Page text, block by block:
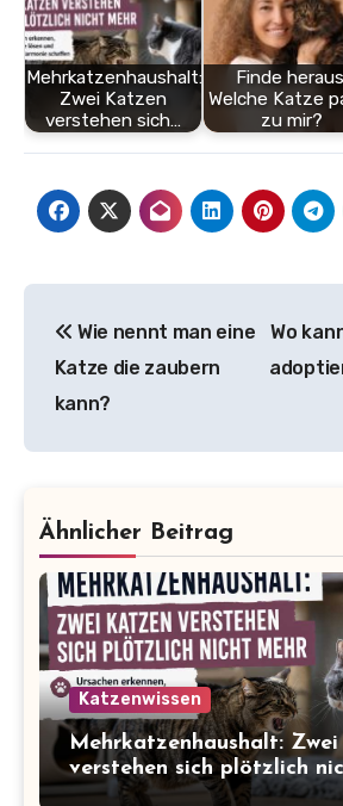
Mehrkatzenhaushalt:
Zwei Katzen
verstehen sich…
Finde
Welche Katze
zu mir?
Wie nennt man eine
Katze die zaubern
kann?
Wo
Ähnlicher Beitrag
Katzenwissen
Mehrkatzenhaushalt:
verstehen sich plötzlich